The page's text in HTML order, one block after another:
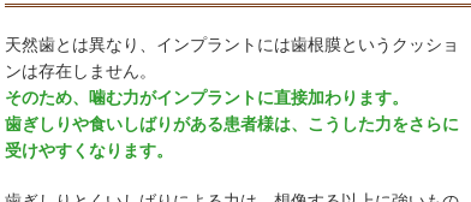
天然歯とは異なり、インプラントには歯根膜というクッショ
ンは存在しません。
そのため、噛む力がインプラントに直接加わります。
歯ぎしりや食いしばりがある患者様は、こうした力をさらに
受けやすくなります。